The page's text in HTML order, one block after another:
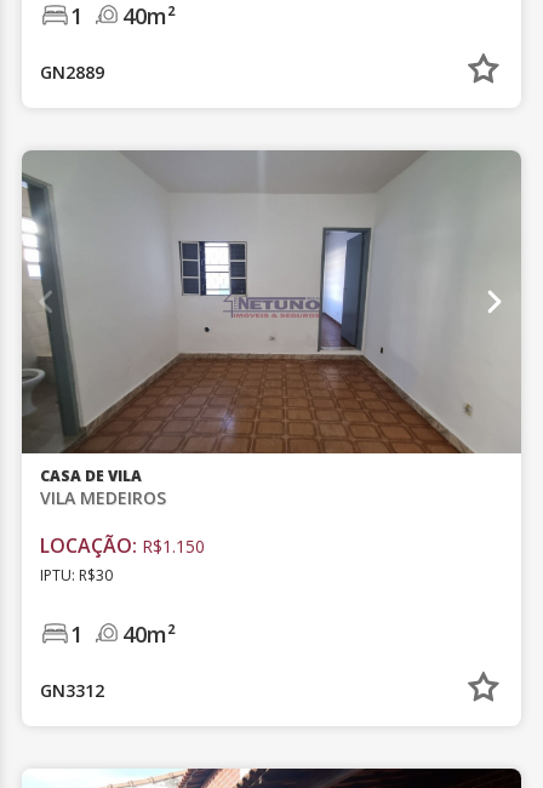
1 40m²
GN2889
CASA DE VILA
VILA MEDEIROS
LOCAÇÃO: R$1.150
IPTU: R$30
1 40m²
GN3312